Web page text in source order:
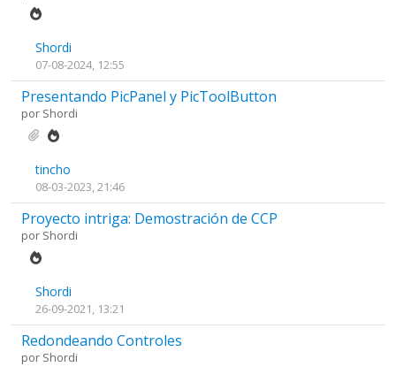
Shordi
07-08-2024, 12:55
Presentando PicPanel y PicToolButton
por Shordi
tincho
08-03-2023, 21:46
Proyecto intriga: Demostración de CCP
por Shordi
Shordi
26-09-2021, 13:21
Redondeando Controles
por Shordi